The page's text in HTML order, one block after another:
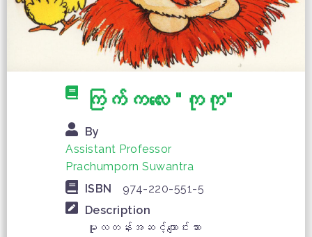
ကြက်ကလေး "ကုကု"
By
Assistant Professor
Prachumporn Suwantra
ISBN
974-220-551-5
Description
မူလတန်းအဆင့်ကျောင်းသား